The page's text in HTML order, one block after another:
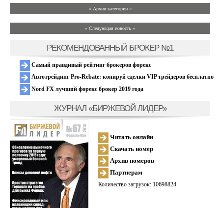
» Архив категории «
» Следующая новость »
РЕКОМЕНДОВАННЫЙ БРОКЕР №1
Самый правдивый рейтинг брокеров форекс
Автотрейдинг Pro-Rebate: копируй сделки VIP трейдеров бесплатно
Nord FX лучший форекс брокер 2019 года
ЖУРНАЛ «БИРЖЕВОЙ ЛИДЕР»
Читать онлайн
Скачать номер
Архив номеров
Партнерам
Количество загрузок: 10698824